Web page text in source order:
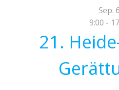
Sep. 6
9:00 -
21.